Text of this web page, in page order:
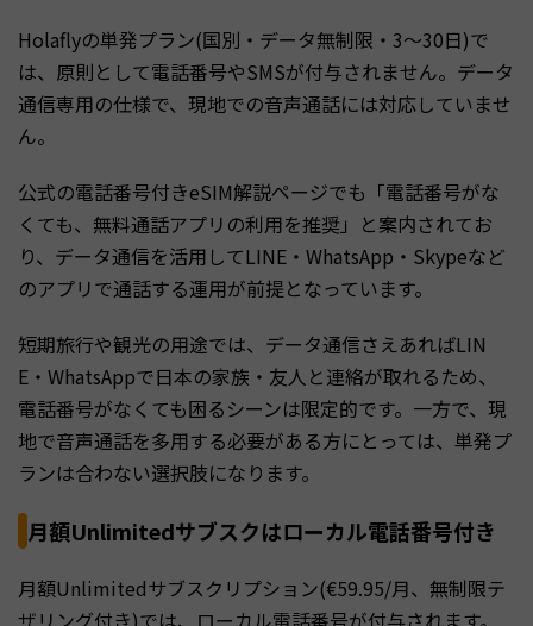
Holaflyの単発プラン(国別・データ無制限・3〜30日)で
は、原則として電話番号やSMSが付与されません。データ
通信専用の仕様で、現地での音声通話には対応していませ
ん。
公式の電話番号付きeSIM解説ページでも「電話番号がな
くても、無料通話アプリの利用を推奨」と案内されてお
り、データ通信を活用してLINE・WhatsApp・Skypeなど
のアプリで通話する運用が前提となっています。
短期旅行や観光の用途では、データ通信さえあればLIN
E・WhatsAppで日本の家族・友人と連絡が取れるため、
電話番号がなくても困るシーンは限定的です。一方で、現
地で音声通話を多用する必要がある方にとっては、単発プ
ランは合わない選択肢になります。
月額Unlimitedサブスクはローカル電話番号付き
月額Unlimitedサブスクリプション(€59.95/月、無制限テ